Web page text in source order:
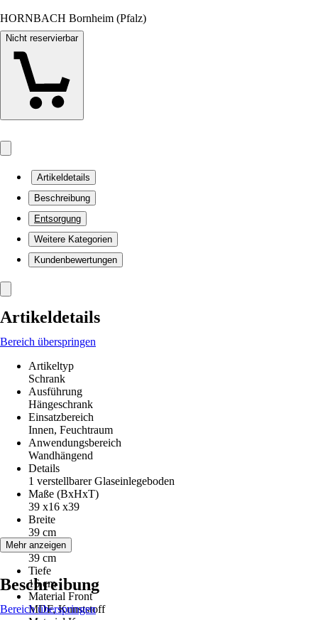
HORNBACH Bornheim (Pfalz)
Nicht reservierbar
Artikeldetails
Beschreibung
Entsorgung
Weitere Kategorien
Kundenbewertungen
Artikeldetails
Bereich überspringen
Artikeltyp
Schrank
Ausführung
Hängeschrank
Einsatzbereich
Innen, Feuchtraum
Anwendungsbereich
Wandhängend
Details
1 verstellbarer Glaseinlegeboden
Maße (BxHxT)
39 x16 x39
Breite
39 cm
Höhe
39 cm
Tiefe
16 cm
Material Front
MDF, Kunststoff
Mehr anzeigen
Beschreibung
Bereich überspringen